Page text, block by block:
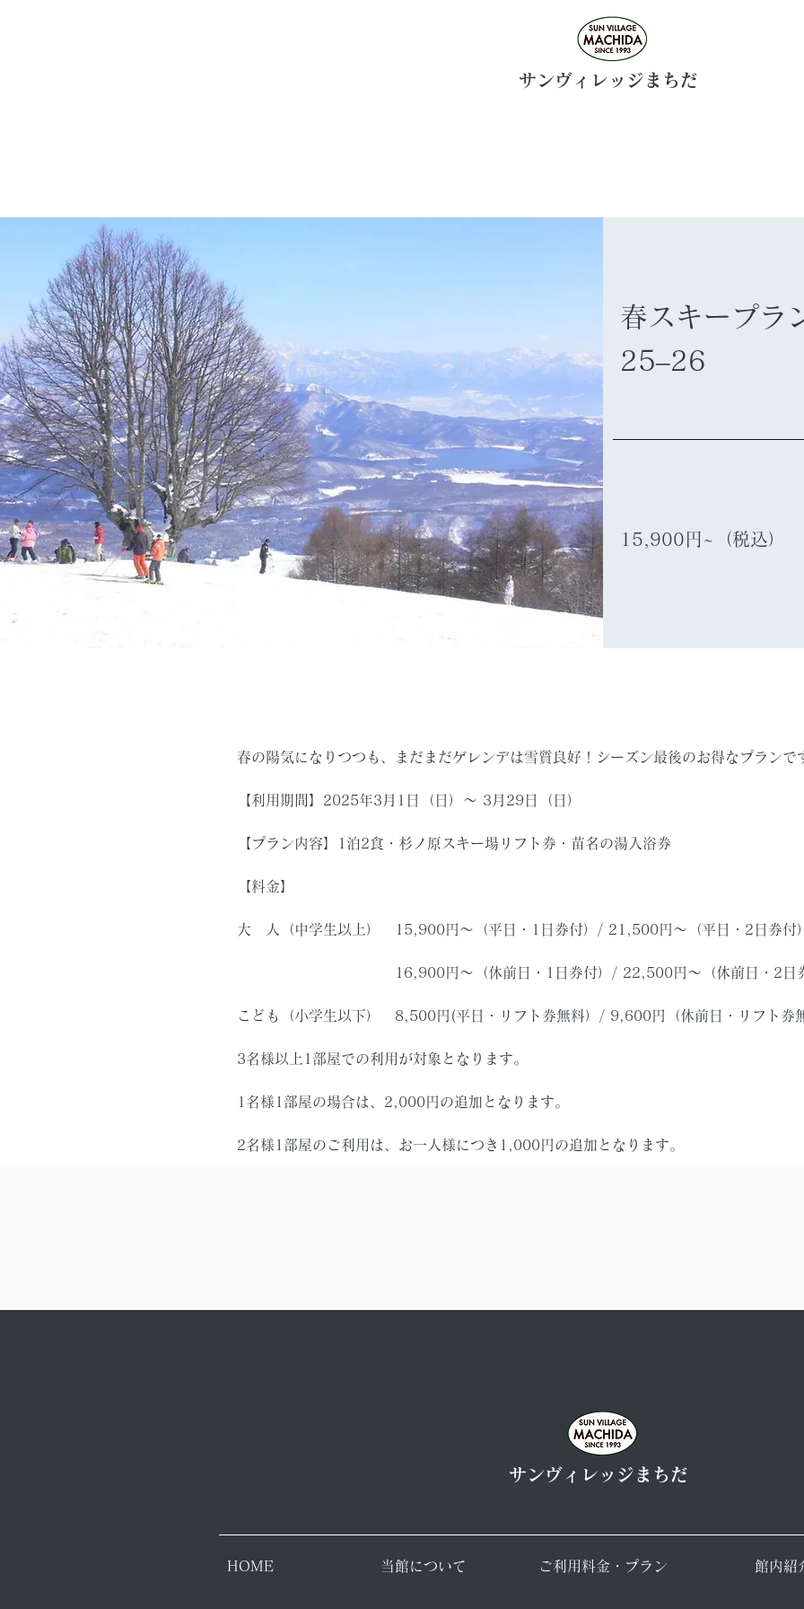
​サンヴィレッジまちだ
春スキープラ
​25–26
15,900円~（税込）
春の陽気になりつつも、まだまだゲレンデは雪質良好！シーズン最後のお得なプランで
【利用期間】2025年3月1日（日）〜 3月29日（日）
【プラン内容】1泊2食・杉ノ原スキー場リフト券・苗名の湯入浴券
【料金】
大 人（中学生以上） 15,900円〜（平日・1日券付）/ 21,500円〜（平日・2日券付
16,900円〜（休前日・1日券付）/ 22,500円〜（休前日・2日券
こども（小学生以下） 8,500円(平日・リフト券無料）/ 9,600円（休前日・リフト券
3名様以上1部屋での利用が対象となります。
1名様1部屋の場合は、2,000円の追加となります。
2名様1部屋のご利用は、お一人様につき1,000円の追加となります。
​サンヴィレッジまちだ
HOME ​当館について ご利用料金・プラン 館内紹